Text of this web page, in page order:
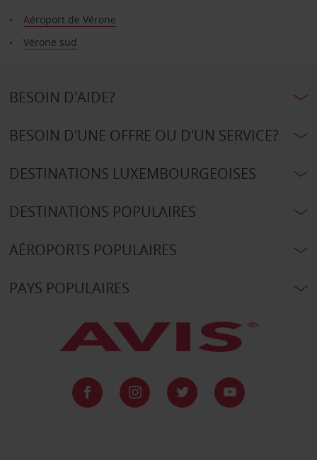
Aéroport de Vérone
Vérone sud
BESOIN D'AIDE?
BESOIN D'UNE OFFRE OU D'UN SERVICE?
DESTINATIONS LUXEMBOURGEOISES
DESTINATIONS POPULAIRES
AÉROPORTS POPULAIRES
PAYS POPULAIRES